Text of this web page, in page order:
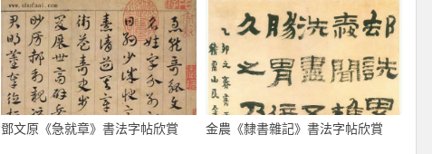
鄧文原《急就章》書法字帖欣賞 金農《隸書雜記》書法字帖欣賞